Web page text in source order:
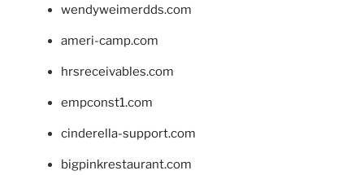
wendyweimerdds.com
ameri-camp.com
hrsreceivables.com
empconst1.com
cinderella-support.com
bigpinkrestaurant.com